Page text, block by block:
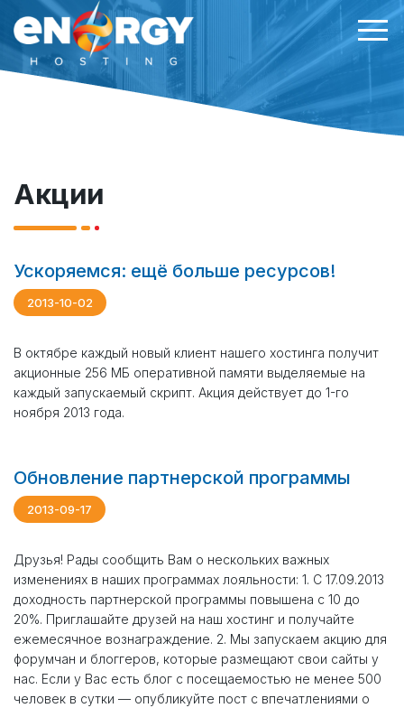
Акции
Ускоряемся: ещё больше ресурсов!
2013-10-02
В октябре каждый новый клиент нашего хостинга получит
акционные 256 МБ оперативной памяти выделяемые на
каждый запускаемый скрипт. Акция действует до 1-го
ноября 2013 года.
Обновление партнерской программы
2013-09-17
Друзья! Рады сообщить Вам о нескольких важных
изменениях в наших программах лояльности: 1. С 17.09.2013
доходность партнерской программы повышена c 10 до
20%. Приглашайте друзей на наш хостинг и получайте
ежемесячное вознаграждение. 2. Мы запускаем акцию для
форумчан и блоггеров, которые размещают свои сайты у
нас. Если у Вас есть блог с посещаемостью не менее 500
человек в сутки — опубликуйте пост с впечатлениями о